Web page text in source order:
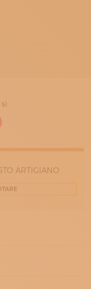
ARTIGIANO